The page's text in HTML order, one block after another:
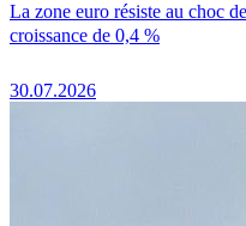
La zone euro résiste au choc
croissance de 0,4 %
30.07.2026